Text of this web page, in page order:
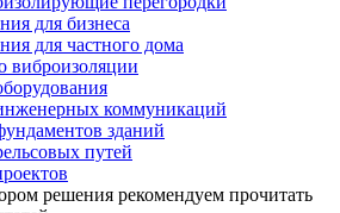
для бизнеса
для частного дома
виброизоляции
коммуникаций
зданий
путей
решения рекомендуем прочитать